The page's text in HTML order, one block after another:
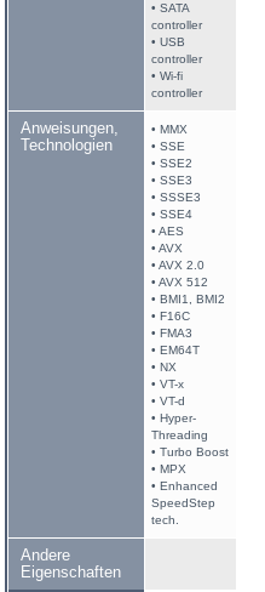
• SATA
controller
• USB
controller
• Wi-fi
controller
Anweisungen,
Technologien
• MMX
• SSE
• SSE2
• SSE3
• SSSE3
• SSE4
• AES
• AVX
• AVX 2.0
• AVX 512
• BMI1, BMI2
• F16C
• FMA3
• EM64T
• NX
• VT-x
• VT-d
• Hyper-
Threading
• Turbo Boost
• MPX
• Enhanced
SpeedStep
tech.
Andere
Eigenschaften